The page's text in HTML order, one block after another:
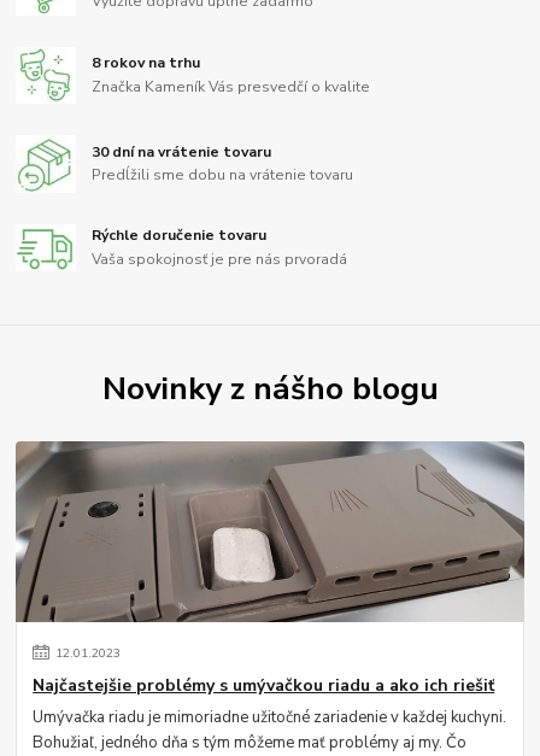
8 rokov na trhu
Značka Kameník Vás presvedčí o kvalite
30 dní na vrátenie tovaru
Predĺžili sme dobu na vrátenie tovaru
Rýchle doručenie tovaru
Vaša spokojnosť je pre nás prvoradá
Novinky z nášho blogu
12.01.2023
Najčastejšie problémy s umývačkou riadu a ako ich riešiť
Umývačka riadu je mimoriadne užitočné zariadenie v každej kuchyni.
Bohužiaľ, jedného dňa s tým môžeme mať problémy aj my. Čo